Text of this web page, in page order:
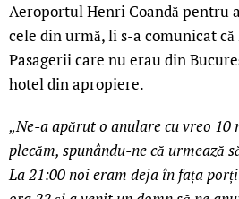
Aeroportul Henri Coandă pentru
cele din urmă, li s-a comunicat
Pasagerii care nu erau din
hotel din apropiere.
„Ne-a apărut o anulare cu vreo 10
plecăm, spunându-ne că urmează
La 21:00 noi eram deja în fața